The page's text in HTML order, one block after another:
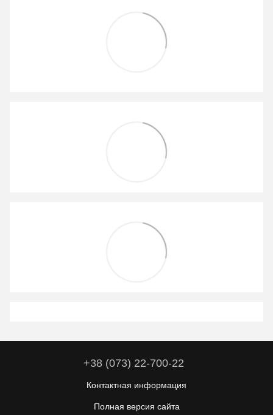
+38 (073) 22-700-22
Контактная информация
Полная версия сайта